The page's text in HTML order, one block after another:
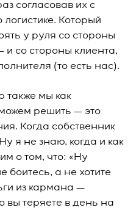
согласовав их с
Который
у руля со стороны
и со стороны клиента,
(то есть нас).
также мы как
решить — это
Когда собственник
я не знаю, когда и как
о том, что: «Ну
боитесь, а не хотите
из кармана —
вы теряете в день на